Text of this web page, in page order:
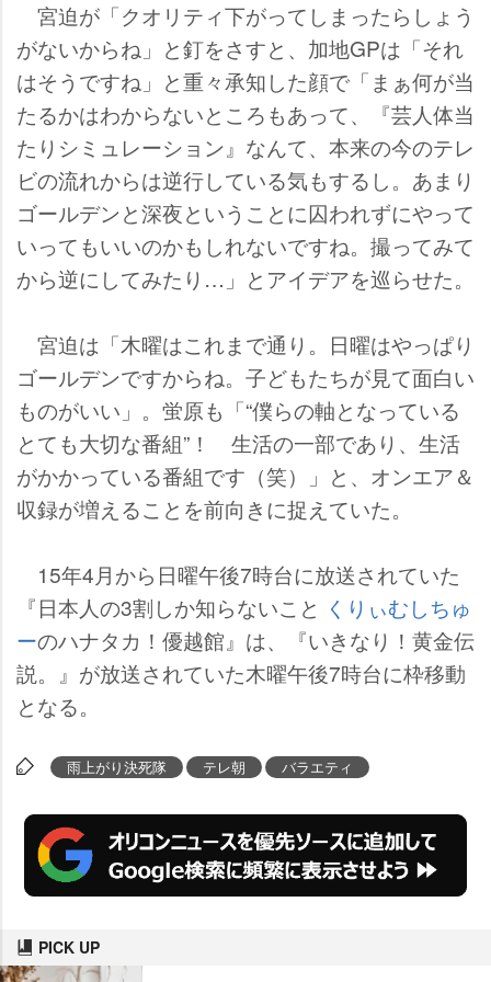
宮迫が「クオリティ下がってしまったらしょう
がないからね」と釘をさすと、加地GPは「それ
はそうですね」と重々承知した顔で「まぁ何が当
たるかはわからないところもあって、『芸人体当
たりシミュレーション』なんて、本来の今のテレ
ビの流れからは逆行している気もするし。あまり
ゴールデンと深夜ということに囚われずにやって
いってもいいのかもしれないですね。撮ってみて
から逆にしてみたり…」とアイデアを巡らせた。
宮迫は「木曜はこれまで通り。日曜はやっぱり
ゴールデンですからね。子どもたちが見て面白い
ものがいい」。蛍原も「“僕らの軸となっている
とても大切な番組”！ 生活の一部であり、生活
がかかっている番組です（笑）」と、オンエア＆
収録が増えることを前向きに捉えていた。
15年4月から日曜午後7時台に放送されていた
『日本人の3割しか知らないこと くりぃむしちゅ
ーのハナタカ！優越館』は、『いきなり！黄金伝
説。』が放送されていた木曜午後7時台に枠移動
となる。
雨上がり決死隊 テレ朝 バラエティ
PICK UP